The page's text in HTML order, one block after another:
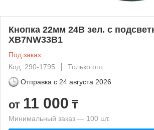
Кнопка 22мм 24В зел. с
XB7NW33B1
Под заказ
Код: 290-1795
Только опт
Отправка с 24 августа 2026
от 11 000 ₸
Минимальный заказ — 100 шт.